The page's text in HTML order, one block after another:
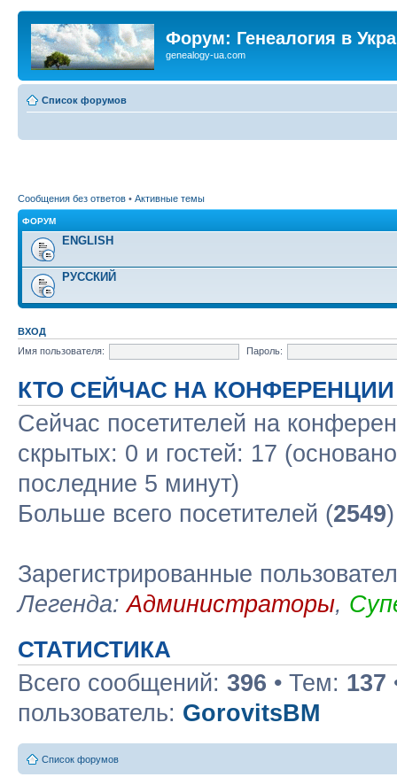
Форум: Генеалогия в
genealogy-ua.com
Список форумов
Сообщения без ответов • Активные темы
ФОРУМ
ENGLISH
РУССКИЙ
ВХОД
Имя пользователя:
Пароль:
КТО СЕЙЧАС НА КОНФЕРЕНЦИИ
Сейчас посетителей на
скрытых: 0 и гостей: 17
последние 5 минут)
Больше всего посетителей (2549
Зарегистрированные
Легенда:Администраторы,
СТАТИСТИКА
Всего сообщений: 396 • Тем: 137
пользователь: GorovitsBM
Список форумов